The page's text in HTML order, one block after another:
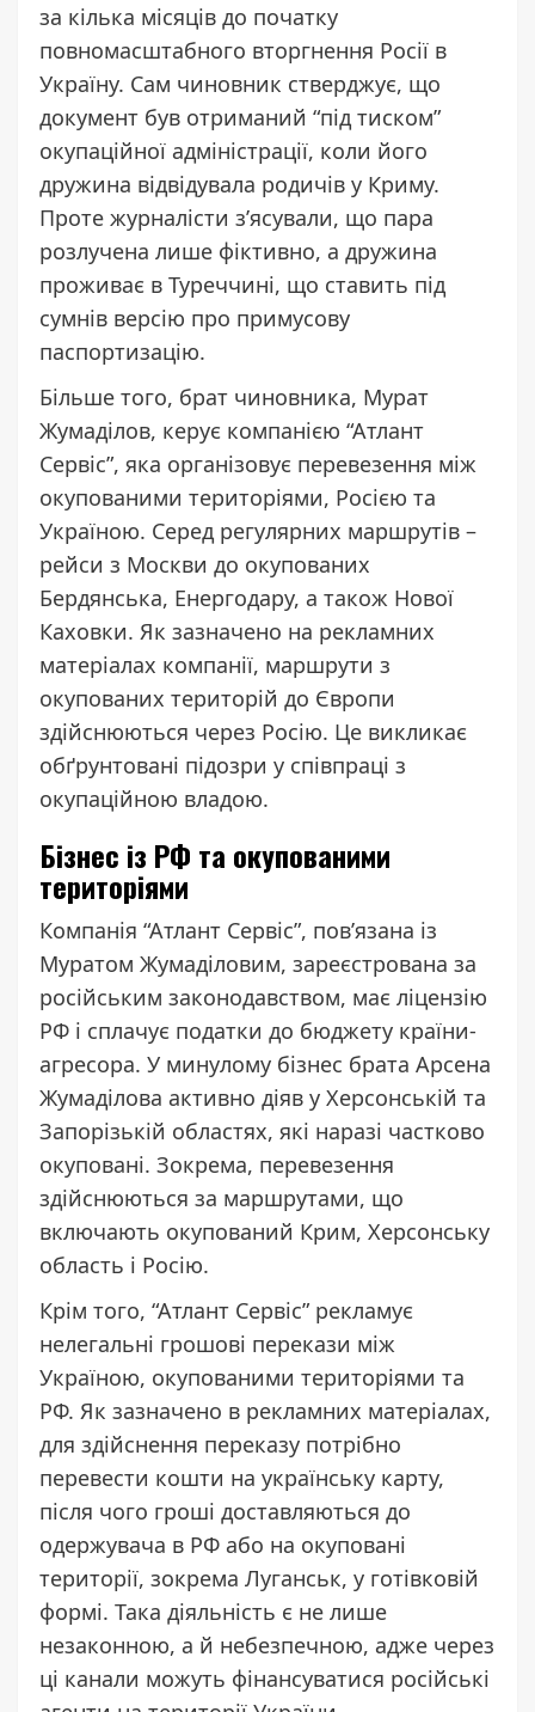
за кілька місяців до початку
повномасштабного вторгнення Росії в
Україну. Сам чиновник стверджує, що
документ був отриманий “під тиском”
окупаційної адміністрації, коли його
дружина відвідувала родичів у Криму.
Проте журналісти з’ясували, що пара
розлучена лише фіктивно, а дружина
проживає в Туреччині, що ставить під
сумнів версію про примусову
паспортизацію.
Більше того, брат чиновника, Мурат
Жумаділов, керує компанією “Атлант
Сервіс”, яка організовує перевезення між
окупованими територіями, Росією та
Україною. Серед регулярних маршрутів –
рейси з Москви до окупованих
Бердянська, Енергодару, а також Нової
Каховки. Як зазначено на рекламних
матеріалах компанії, маршрути з
окупованих територій до Європи
здійснюються через Росію. Це викликає
обґрунтовані підозри у співпраці з
окупаційною владою.
Бізнес із РФ та окупованими
територіями
Компанія “Атлант Сервіс”, пов’язана із
Муратом Жумаділовим, зареєстрована за
російським законодавством, має ліцензію
РФ і сплачує податки до бюджету країни-
агресора. У минулому бізнес брата Арсена
Жумаділова активно діяв у Херсонській та
Запорізькій областях, які наразі частково
окуповані. Зокрема, перевезення
здійснюються за маршрутами, що
включають окупований Крим, Херсонську
область і Росію.
Крім того, “Атлант Сервіс” рекламує
нелегальні грошові перекази між
Україною, окупованими територіями та
РФ. Як зазначено в рекламних матеріалах,
для здійснення переказу потрібно
перевести кошти на українську карту,
після чого гроші доставляються до
одержувача в РФ або на окуповані
території, зокрема Луганськ, у готівковій
формі. Така діяльність є не лише
незаконною, а й небезпечною, адже через
ці канали можуть фінансуватися російські